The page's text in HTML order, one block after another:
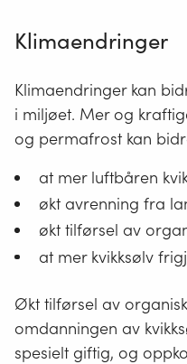
Klimaendringer
Klimaendringer kan
i miljøet. Mer og
og permafrost kan
at mer luftbåren
økt avrenning fra
økt tilførsel av
at mer kvikksølv
Økt tilførsel av
omdanningen av
spesielt giftig, og